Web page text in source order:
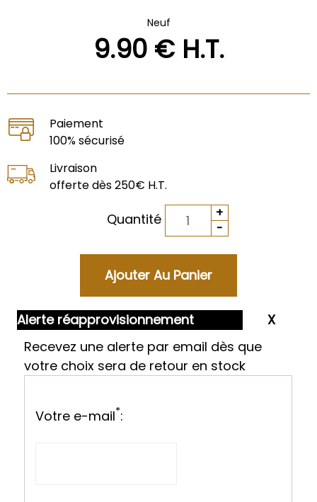
Neuf
9.90€ H.T.
Paiement
100% sécurisé
Livraison
offerte dès 250€ H.T.
Quantité
Alerte réapprovisionnement
Recevez une alerte par email dès que
votre choix sera de retour en stock
Votre e-mail*: